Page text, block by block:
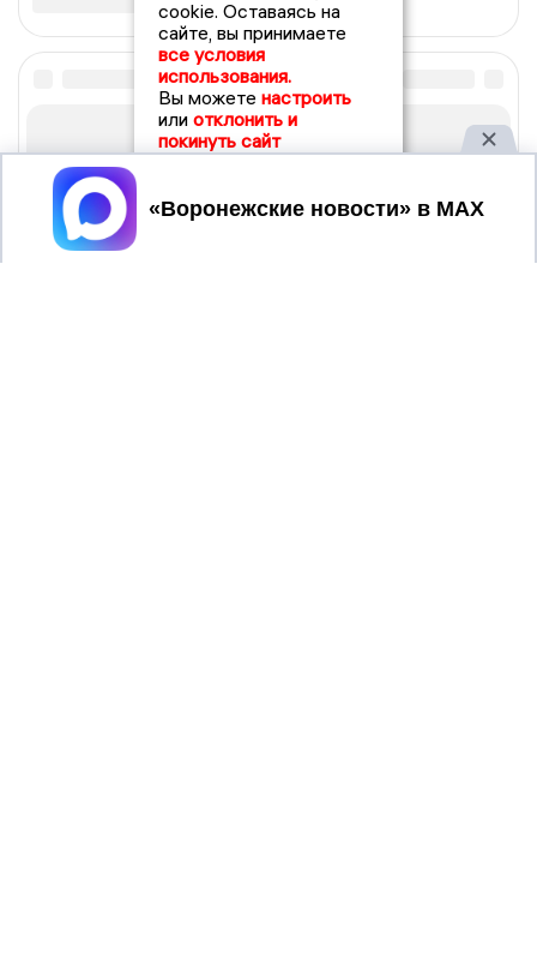
cookie. Оставаясь на
сайте, вы принимаете
все условия
использования.
Вы можете настроить
или отклонить и
покинуть сайт
Принять